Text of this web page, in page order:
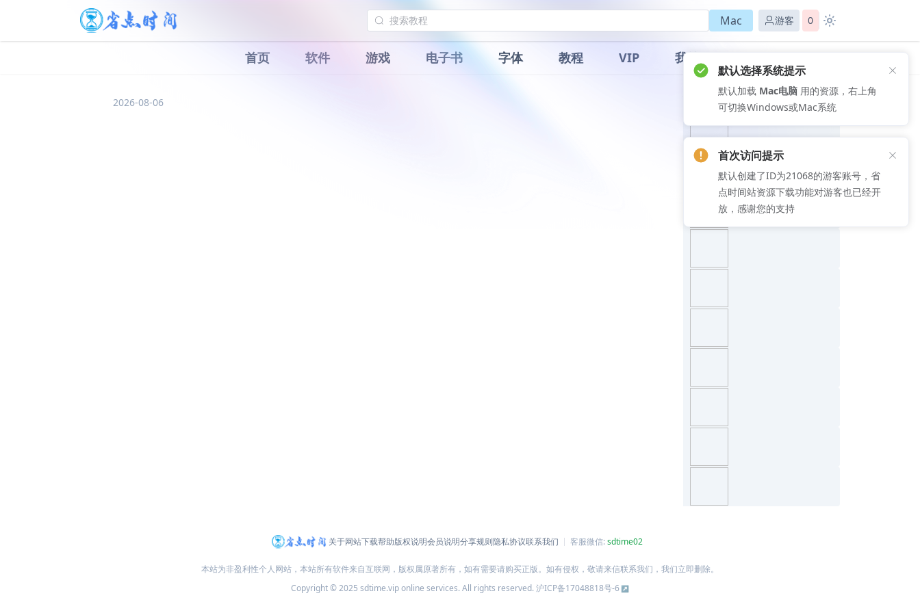
Mac 游客 0
首页 软件 游戏 电子书 字体 教程 VIP 我的
2026-08-06 推荐文章
关于网站下载帮助版权说明会员说明分享规则隐私协议联系我们 客服微信:sdtime02
本站为非盈利性个人网站，本站所有软件来自互联网，版权属原著所有，如有需要请购买正版。如有侵权，敬请来信联系我们，我们立即删除。
Copyright © 2025 sdtime.vip online services. All rights reserved.沪ICP备17048818号-6
默认选择系统提示
默认加载 Mac电脑 用的资源，右上角
可切换Windows或Mac系统
首次访问提示
默认创建了ID为21068的游客账号，省
点时间站资源下载功能对游客也已经开
放，感谢您的支持